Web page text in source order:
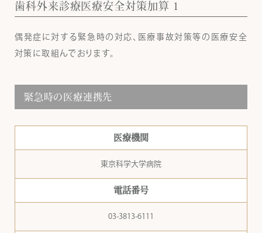
歯科外来診療医療安全対策加算 1
偶発症に対する緊急時の対応、医療事故対策等の医療安全
対策に取組んでおります。
緊急時の医療連携先
医療機関
東京科学大学病院
電話番号
03-3813-6111